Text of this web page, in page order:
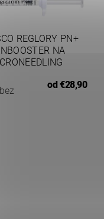
REGLORY PN+
NA
od €28,90